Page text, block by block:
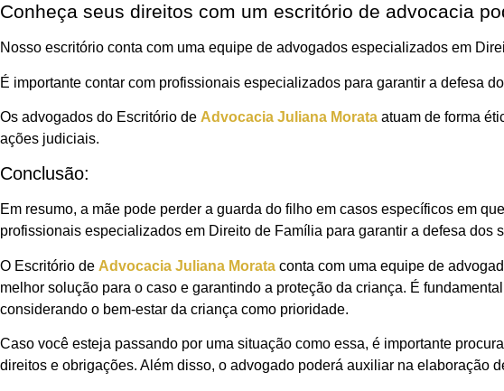
Conheça seus direitos com um escritório de advocacia
Nosso escritório conta com uma equipe de advogados especializados em
É importante contar com profissionais especializados para garantir a defesa
Os advogados do Escritório de Advocacia Juliana Morata atuam de forma
ações judiciais.
Conclusão:
Em resumo, a mãe pode perder a guarda do filho em casos específicos em
profissionais especializados em Direito de Família para garantir a defesa dos
O Escritório de Advocacia Juliana Morata conta com uma equipe de
melhor solução para o caso e garantindo a proteção da criança. É
considerando o bem-estar da criança como prioridade.
Caso você esteja passando por uma situação como essa, é importante
direitos e obrigações. Além disso, o advogado poderá auxiliar na elaboração